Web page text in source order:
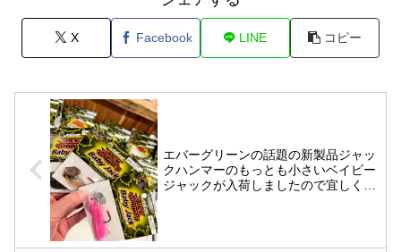
X Facebook LINE コピー
エバーグリーンの話題の新製品ジャッ
クハンマーのもっとも小さいベイビー
ジャックが入荷しましたので宜しくお